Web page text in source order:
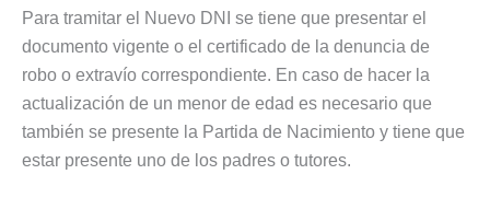
Para tramitar el Nuevo DNI se tiene que presentar el
documento vigente o el certificado de la denuncia de
robo o extravío correspondiente. En caso de hacer la
actualización de un menor de edad es necesario que
también se presente la Partida de Nacimiento y tiene que
estar presente uno de los padres o tutores.